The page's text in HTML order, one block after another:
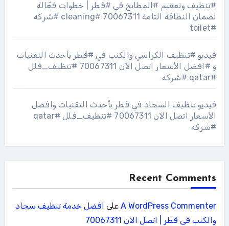
#تنظيف وتعقيم #المطابخ في #قطر | خطوات فعّالة
لضمان النظافة التامة 70067311 #cleaning #شركه
#toilet
فيديو #تنظيف الكراسي والكنب في #قطر بأحدث التقنيات
و #افضل الأسعار اتصل الآن 70067311 #تنظيف_فلل
#qatar #شركه
فيديو تنظيف السجاد في قطر بأحدث التقنيات وافضل
الأسعار اتصل الآن 70067311 #تنظيف_فلل #qatar
#شركه
Recent Comments
A WordPress Commenterعلى افضل خدمة تنظيف سجاد
والكنب فى قطر | اتصل الان 70067311